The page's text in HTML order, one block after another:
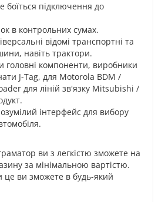
боїться підключення до
в контрольних сумах.
відомі транспортні та
навіть трактори.
головні компоненти, виробники
J-Tag, для Motorola BDM /
для ліній зв'язку Mitsubishi /
інтерфейс для вибору
ви з легкістю зможете на
за мінімальною вартістю.
ви зможете в будь-який